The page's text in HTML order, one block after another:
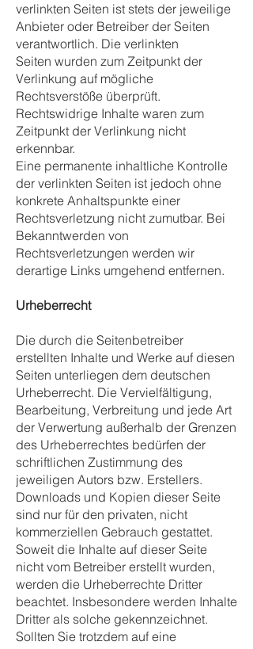
verlinkten Seiten ist stets der jeweilige
Anbieter oder Betreiber der Seiten
verantwortlich. Die verlinkten
Seiten wurden zum Zeitpunkt der
Verlinkung auf mögliche
Rechtsverstöße überprüft.
Rechtswidrige Inhalte waren zum
Zeitpunkt der Verlinkung nicht
erkennbar.
Eine permanente inhaltliche Kontrolle
der verlinkten Seiten ist jedoch ohne
konkrete Anhaltspunkte einer
Rechtsverletzung nicht zumutbar. Bei
Bekanntwerden von
Rechtsverletzungen werden wir
derartige Links umgehend entfernen.
Urheberrecht
Die durch die Seitenbetreiber
erstellten Inhalte und Werke auf diesen
Seiten unterliegen dem deutschen
Urheberrecht. Die Vervielfältigung,
Bearbeitung, Verbreitung und jede Art
der Verwertung außerhalb der Grenzen
des Urheberrechtes bedürfen der
schriftlichen Zustimmung des
jeweiligen Autors bzw. Erstellers.
Downloads und Kopien dieser Seite
sind nur für den privaten, nicht
kommerziellen Gebrauch gestattet.
Soweit die Inhalte auf dieser Seite
nicht vom Betreiber erstellt wurden,
werden die Urheberrechte Dritter
beachtet. Insbesondere werden Inhalte
Dritter als solche gekennzeichnet.
Sollten Sie trotzdem auf eine